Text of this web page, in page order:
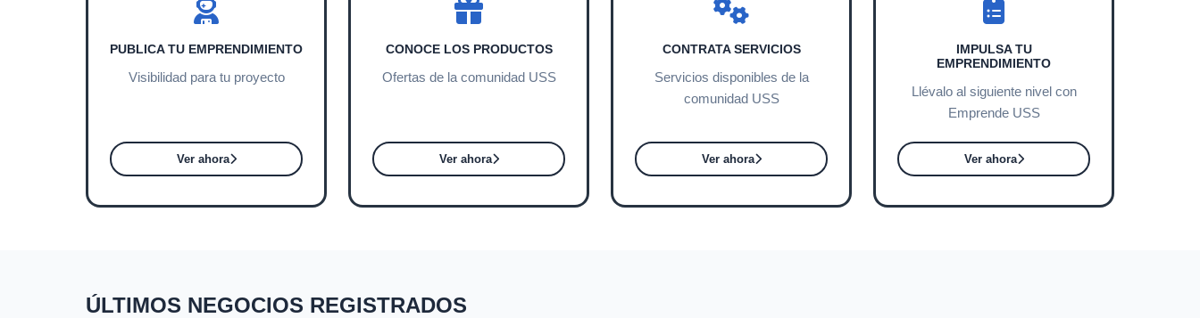
PUBLICA TU EMPRENDIMIENTO
Visibilidad para tu proyecto
Ver ahora
CONOCE LOS PRODUCTOS
Ofertas de la comunidad USS
Ver ahora
CONTRATA SERVICIOS
Servicios disponibles de la
comunidad USS
Ver ahora
IMPULSA TU
EMPRENDIMIENTO
Llévalo al siguiente nivel con
Emprende USS
Ver ahora
ÚLTIMOS NEGOCIOS REGISTRADOS